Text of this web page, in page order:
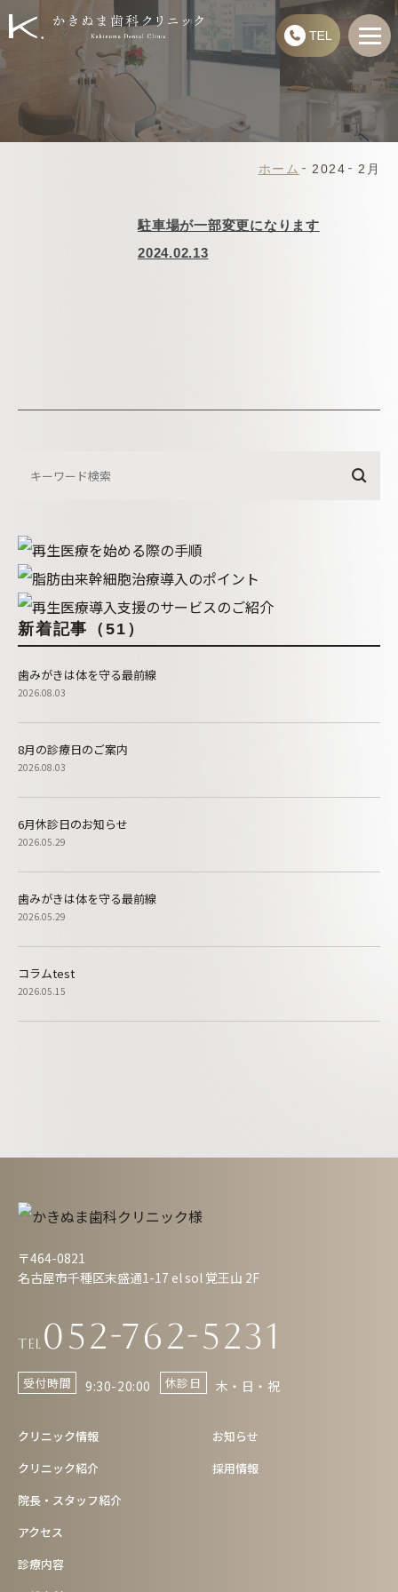
ホーム 2024 2月
駐車場が一部変更になります
2024.02.13
新着記事（51）
歯みがきは体を守る最前線
2026.08.03
8月の診療日のご案内
2026.08.03
6月休診日のお知らせ
2026.05.29
歯みがきは体を守る最前線
2026.05.29
コラムtest
2026.05.15
〒464-0821
名古屋市千種区末盛通1-17 el sol 覚王山 2F
Tel 052-762-5231
受付時間 9:30-20:00 休診日 木・日・祝
クリニック情報
クリニック紹介
院長・スタッフ紹介
アクセス
診療内容
お知らせ
採用情報